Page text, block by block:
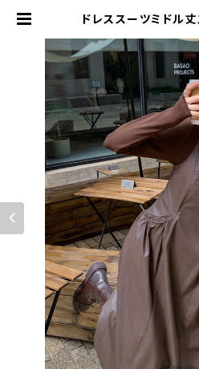
ドレススーツミドル
料で